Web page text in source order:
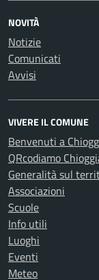
NOVITÀ
Notizie
Comunicati
Avvisi
VIVERE IL COMUNE
Benvenuti a
QRcodiamo
Generalità sul
Associazioni
Scuole
Info utili
Luoghi
Eventi
Meteo